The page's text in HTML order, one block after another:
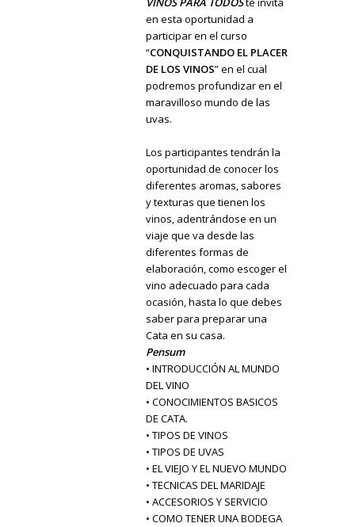
en esta oportunidad a
participar en el curso
“CONQUISTANDO EL PLACER
DE LOS VINOS” en el cual
podremos profundizar en el
maravilloso mundo de las
uvas.
Los participantes tendrán la
oportunidad de conocer los
diferentes aromas, sabores
y texturas que tienen los
vinos, adentrándose en un
viaje que va desde las
diferentes formas de
elaboración, como escoger el
vino adecuado para cada
ocasión, hasta lo que debes
saber para preparar una
Cata en su casa.
Pensum
• INTRODUCCIÓN AL MUNDO
DEL VINO
• CONOCIMIENTOS BASICOS
DE CATA.
• TIPOS DE VINOS
• TIPOS DE UVAS
• EL VIEJO Y EL NUEVO MUNDO
• TECNICAS DEL MARIDAJE
• ACCESORIOS Y SERVICIO
• COMO TENER UNA BODEGA